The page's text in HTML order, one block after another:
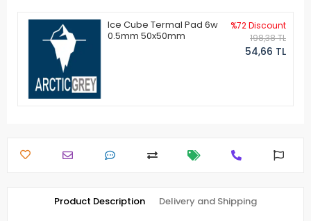
Ice Cube Termal Pad 6w
0.5mm 50x50mm
%72 Discount
198,38 TL
54,66 TL
Product Description Delivery and Shipping